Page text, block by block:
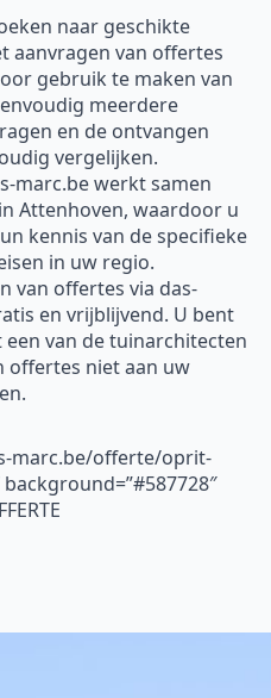
naar geschikte
aanvragen van offertes
gebruik te maken van
meerdere
en de ontvangen
vergelijken.
marc.be werkt samen
Attenhoven, waardoor u
kennis van de specifieke
in uw regio.
van offertes via das-
en vrijblijvend. U bent
van de tuinarchitecten
offertes niet aan uw
marc.be/offerte/oprit-